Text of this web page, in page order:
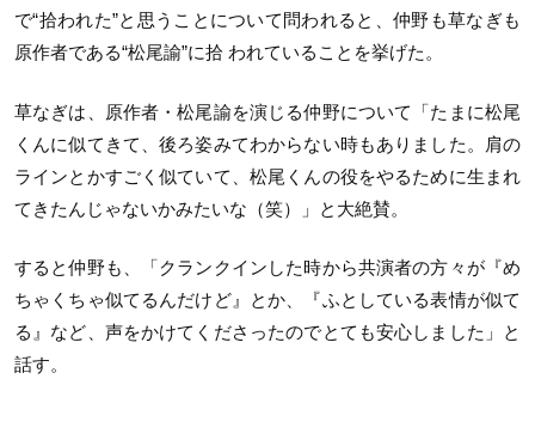
で“拾われた”と思うことについて問われると、仲野も草なぎも
原作者である“松尾諭”に拾 われていることを挙げた。
草なぎは、原作者・松尾諭を演じる仲野について「たまに松尾
くんに似てきて、後ろ姿みてわからない時もありました。肩の
ラインとかすごく似ていて、松尾くんの役をやるために生まれ
てきたんじゃないかみたいな（笑）」と大絶賛。
すると仲野も、「クランクインした時から共演者の方々が『め
ちゃくちゃ似てるんだけど』とか、『ふとしている表情が似て
る』など、声をかけてくださったのでとても安心しました」と
話す。